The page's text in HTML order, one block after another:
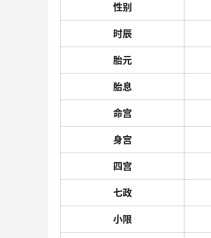
性别
时辰
胎元
胎息
命宫
身宫
四宫
七政
小限